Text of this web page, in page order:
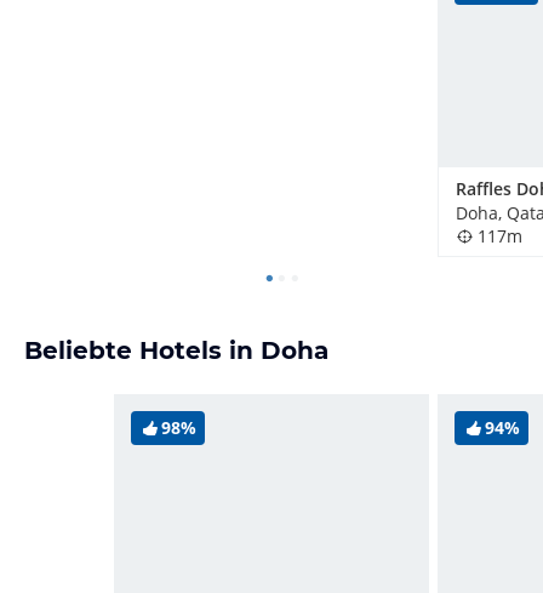
Raffles
Doha,
117m
Beliebte Hotels in Doha
98% 94%